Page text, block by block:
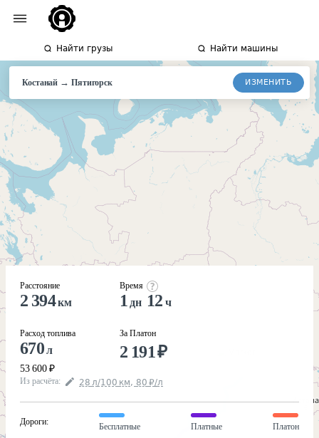
Найти грузы Найти машины
Костанай → Пятигорск ИЗМЕНИТЬ
Расстояние
2 394км
Расход топлива
670л
53 600 ₽
Время
1 дн 12 ч
За Платон
2 191₽
Из расчёта: 28 л/100 км, 80 ₽/л
Дороги:
Бесплатные Платные Платон